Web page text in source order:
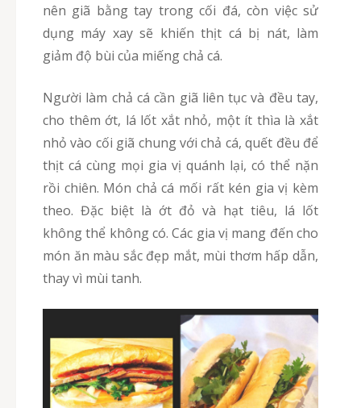
nên giã bằng tay trong cối đá, còn việc sử
dụng máy xay sẽ khiến thịt cá bị nát, làm
giảm độ bùi của miếng chả cá.
Người làm chả cá cần giã liên tục và đều tay,
cho thêm ớt, lá lốt xắt nhỏ, một ít thìa là xắt
nhỏ vào cối giã chung với chả cá, quết đều để
thịt cá cùng mọi gia vị quánh lại, có thể nặn
rồi chiên. Món chả cá mối rất kén gia vị kèm
theo. Đặc biệt là ớt đỏ và hạt tiêu, lá lốt
không thể không có. Các gia vị mang đến cho
món ăn màu sắc đẹp mắt, mùi thơm hấp dẫn,
thay vì mùi tanh.